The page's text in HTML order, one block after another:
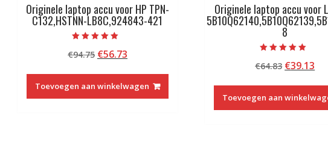
Originele laptop accu voor HP TPN-
C132,HSTNN-LB8C,924843-421
5.00
van 5
€94.75 Oorspronkelijke
was:
€94.75.
€56.73Huidige
€56.73.
Toevoegen aan winkelwagen
Originele laptop accu voor
8
5.00
van 5
€64.83
was:
€64.83.
€39.13
Toevoegen aan